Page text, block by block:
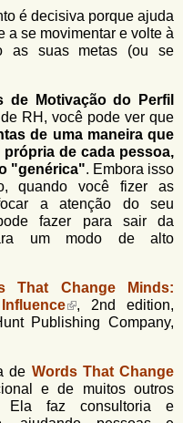
é decisiva porque ajuda
a se movimentar e volte à
as suas metas (ou se
de Motivação do Perfil
RH, você pode ver que
de uma maneira que
de cada pessoa,
"genérica". Embora isso
quando você fizer as
a atenção do seu
fazer para sair da
um modo de alto
That Change Minds:
, 2nd edition,
Publishing Company,
de Words That Change
e de muitos outros
Ela faz consultoria e